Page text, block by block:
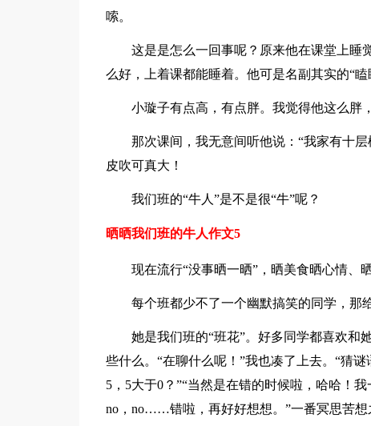
嗦。
这是是怎么一回事呢？原来他在课堂上睡
么好，上着课都能睡着。他可是名副其实的“
小璇子有点高，有点胖。我觉得他这么胖，
那次课间，我无意间听他说：“我家有十层
皮吹可真大！
我们班的“牛人”是不是很“牛”呢？
晒晒我们班的牛人作文5
现在流行“没事晒一晒”，晒美食晒心情、
每个班都少不了一个幽默搞笑的同学，那给
她是我们班的“班花”。好多同学都喜欢和
些什么。“在聊什么呢！”我也凑了上去。“猜
5，5大于0？”“当然是在错的时候啦，哈哈！
no，no……错啦，再好好想想。”一番冥思苦